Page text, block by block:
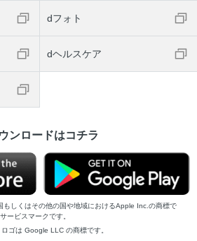
dフォト
dヘルスケア
ンロードはコチラ
しくはその他の国や地域におけるApple Inc.の商標で
ービスマークです。
ゴは Google LLC の商標です。